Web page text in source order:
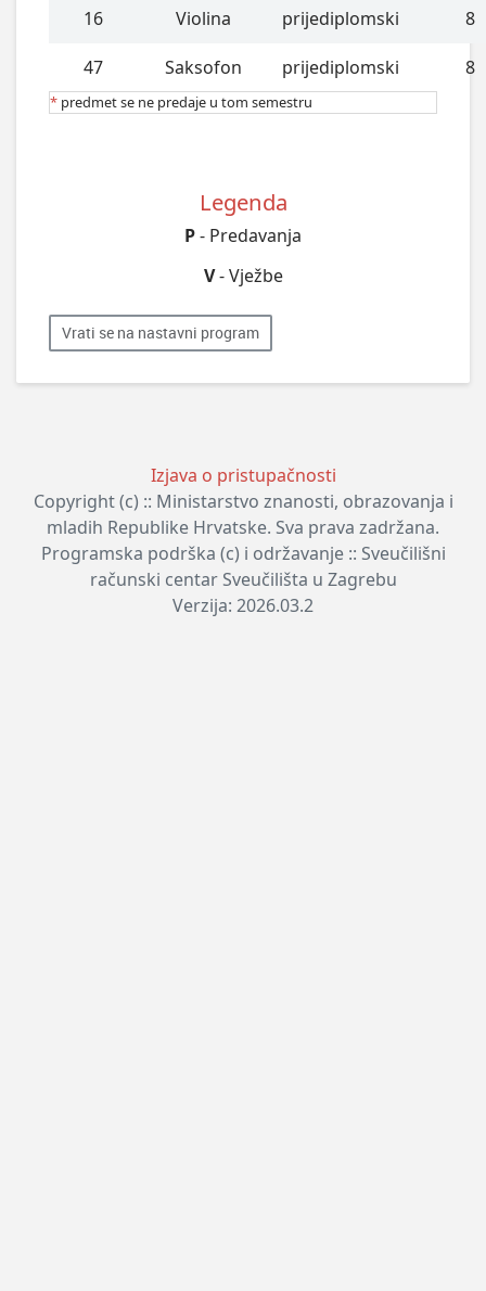
16 Violina prijediplomski 8
47 Saksofon prijediplomski 8
* predmet se ne predaje u tom semestru
Legenda
P- Predavanja
V- Vježbe
Vrati se na nastavni program
Izjava o pristupačnosti
Copyright (c) :: Ministarstvo znanosti, obrazovanja i
mladih Republike Hrvatske. Sva prava zadržana.
Programska podrška (c) i održavanje :: Sveučilišni
računski centar Sveučilišta u Zagrebu
Verzija: 2026.03.2